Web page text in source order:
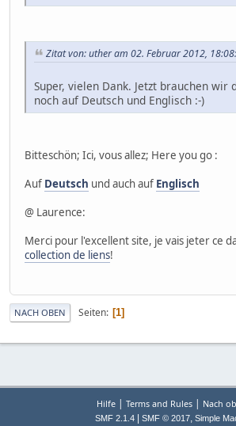
Zitat von: uther am 02. Februar 2012,
Super, vielen Dank. Jetzt brauchen wir
noch auf Deutsch und Englisch :-)
Bitteschön; Ici, vous allez; Here you go :
Auf Deutsch und auch auf Englisch
@ Laurence:
Merci pour l'excellent site, je vais jeter ce
collection de liens!
NACH OBEN Seiten 1
Hilfe | Terms and Rules | Nach
SMF 2.1.4 SMF © 2017, Simple